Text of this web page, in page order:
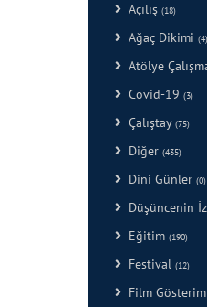
Açılış (18)
Ağaç Dikimi (4)
Atölye
Covid-19 (3)
Çalıştay (75)
Diğer (435)
Dini Günler (0)
Düşüncenin
Eğitim (190)
Festival (12)
Film